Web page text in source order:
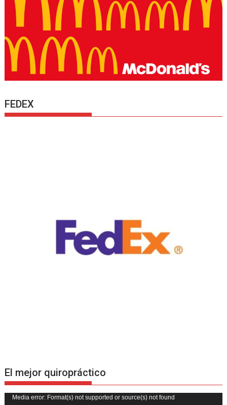
FEDEX
El mejor quiropráctico
Reproductor
Media error: Format(s) not supported or source(s) not found